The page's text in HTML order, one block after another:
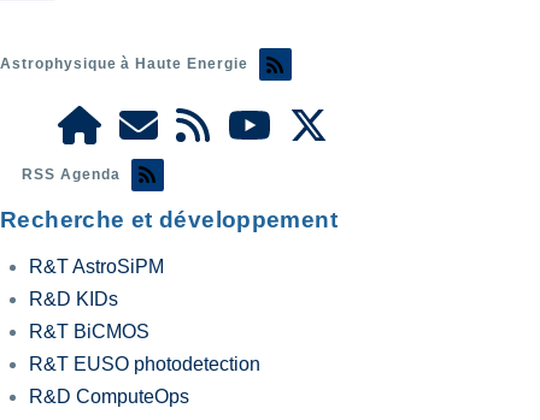
Astrophysique à Haute Energie
RSS Agenda
Recherche et développement
R&T AstroSiPM
R&D KIDs
R&T BiCMOS
R&T EUSO photodetection
R&D ComputeOps